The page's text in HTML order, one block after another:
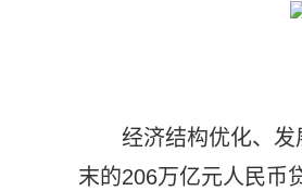
经济结构优化、
末的206万亿元人民币